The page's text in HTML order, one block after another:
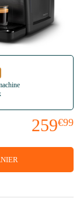
259€99